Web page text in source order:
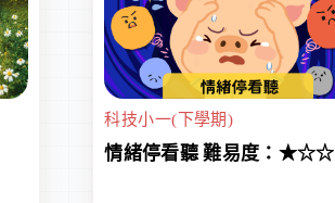
科技小一(下學期)
情緒停看聽 難易度：★☆☆